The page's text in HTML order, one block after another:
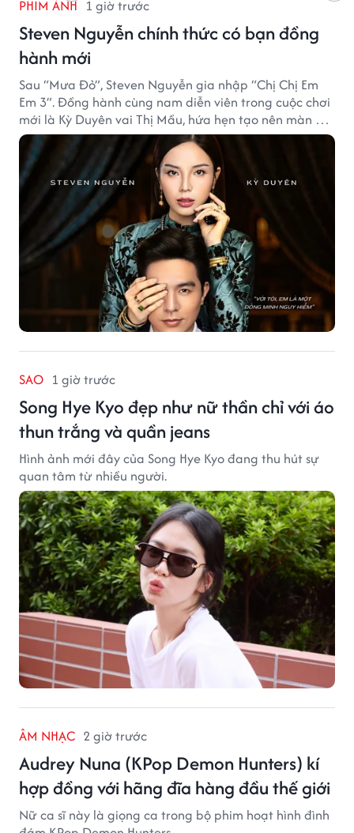
PHIM ẢNH 1 giờ trước
Steven Nguyễn chính thức có bạn đồng
hành mới
Sau “Mưa Đỏ”, Steven Nguyễn gia nhập “Chị Chị Em
Em 3”. Đồng hành cùng nam diễn viên trong cuộc chơi
mới là Kỳ Duyên vai Thị Mầu, hứa hẹn tạo nên màn kết
hợp nhiều bất ngờ.
SAO 1 giờ trước
Song Hye Kyo đẹp như nữ thần chỉ với áo
thun trắng và quần jeans
Hình ảnh mới đây của Song Hye Kyo đang thu hút sự
quan tâm từ nhiều người.
ÂM NHẠC 2 giờ trước
Audrey Nuna (KPop Demon Hunters) kí
hợp đồng với hãng đĩa hàng đầu thế giới
Nữ ca sĩ này là giọng ca trong bộ phim hoạt hình đình